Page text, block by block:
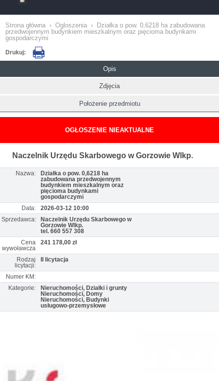
Strona główna › Ogloszenia ›
Działka o pow. 0,6218 ha zabudowana
przedwojennym budynkiem mieszkalnym oraz pięcioma budynkami
gospodarczymi
Drukuj:
Opis
Zdjęcia
Położenie przedmiotu
OGŁOSZENIE NIEAKTUALNE
Naczelnik Urzędu Skarbowego w Gorzowie Wlkp.
Nazwa:
Działka o pow. 0,6218 ha
zabudowana przedwojennym
budynkiem mieszkalnym oraz
pięcioma budynkami
gospodarczymi
Data:
2026-03-12 10:00
Sprzedawca:
Naczelnik Urzędu Skarbowego w
Gorzowie Wlkp.
tel. 660 557 308
Cena
wywoławcza
241 178,00 zł
Rodzaj
licytacji:
II licytacja
Numer KM:
Kategorie:
Nieruchomości, Działki i grunty
Nieruchomości, Domy
Nieruchomości, Budynki
usługowo-przemysłowe